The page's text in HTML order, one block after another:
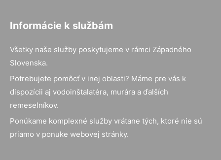
Informácie k službám
Všetky naše služby poskytujeme v rámci Západného
Slovenska.
Potrebujete pomôcť v inej oblasti? Máme pre vás k
dispozícii aj vodoinštalatéra, murára a ďalších
remeselníkov.
Ponúkame komplexné služby vrátane tých, ktoré nie sú
priamo v ponuke webovej stránky.